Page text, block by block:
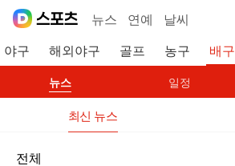
뉴스 연예 날씨
야구 해외야구 골프 농구 배구
뉴스 일정
최신 뉴스
전체